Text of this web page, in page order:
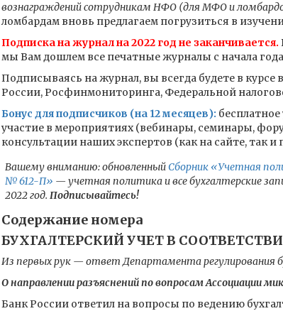
вознаграждений сотрудникам НФО (для МФО и
ломбардам вновь предлагаем погрузиться в
Подписка на журнал на 2022 год не заканчивается.
мы Вам дошлем все печатные журналы с начала
Подписываясь на журнал, вы всегда будете в
России, Росфинмониторинга, Федеральной
Бонус для подписчиков (на 12 месяцев):
участие в мероприятиях (вебинары, семинары,
консультации наших экспертов (как на сайте, так
Вашему вниманию: обновленныйСборник «Учетная
№ 612-П» — учетная политика и все бухгалтерские
2022 год. Подписывайтесь!
Содержание номера
БУХГАЛТЕРСКИЙ УЧЕТ В
Из первых рук — ответ Департамента регулирования
О направлении разъяснений по вопросам Ассоциации
Банк России ответил на вопросы по ведению